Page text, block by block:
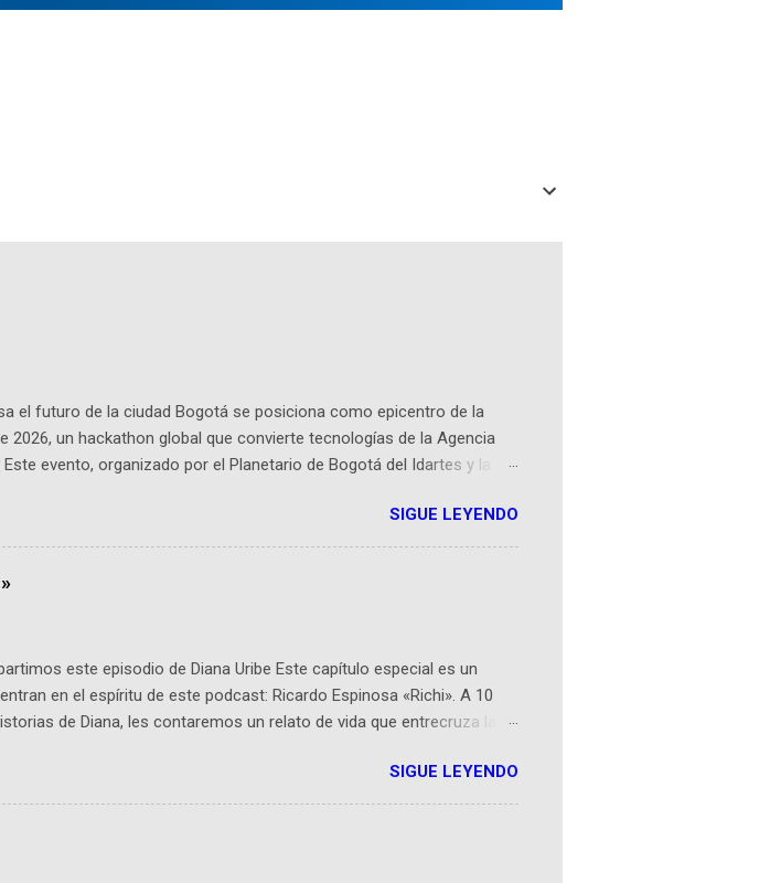
el futuro de la ciudad Bogotá se posiciona como epicentro de la
un hackathon global que convierte tecnologías de la Agencia
evento, organizado por el Planetario de Bogotá del Idartes y la
en Bogotá ActInSpace es una competencia mundial que opera en
startups basadas en tecnologías espaciales como satélites y
enero a las 10:00 a. m. en el Planetario (calle 26B #5-93), in...
SIGUE LEYENDO
este episodio de Diana Uribe Este capítulo especial es un
en el espíritu de este podcast: Ricardo Espinosa «Richi». A 10
de Diana, les contaremos un relato de vida que entrecruza la
del relato viviente que encarna una joven librera de Barichara y de
sombrero que parecía sacado directamente de una novela de espías
los cómics, las novelas y los libros reunidos por Richi hoy se
¡Síguenos en nuestras Redes Sociales! Facebook:
SIGUE LEYENDO